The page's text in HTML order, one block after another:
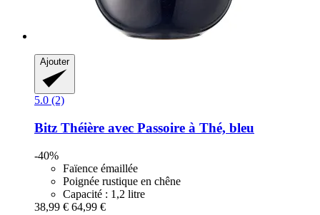
Ajouter
5.0 (2)
Bitz Théière avec Passoire à Thé, bleu
-40%
Faïence émaillée
Poignée rustique en chêne
Capacité : 1,2 litre
38,99 € 64,99 €